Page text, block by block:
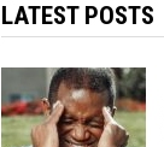
LATEST POSTS